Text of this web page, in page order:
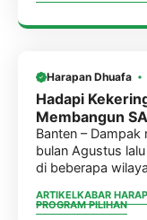
Harapan Dhuafa
Hadapi
Membangun
Provinsi Banten
Banten –
bulan Agustus
di beberapa
ARTIKELKABAR
PROGRAM PILIHAN